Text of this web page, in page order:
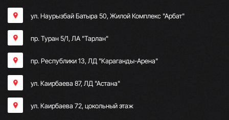
ул. Наурызбай Батыра 50, Жилой Комплекс "Арбат"
пр. Туран 5/1, ЛА "Тарлан"
пр. Республики 13, ​ЛД "Караганды-Арена"
ул. Каирбаева 87, ЛД "Астана"
ул. Каирбаева 72, цокольный этаж